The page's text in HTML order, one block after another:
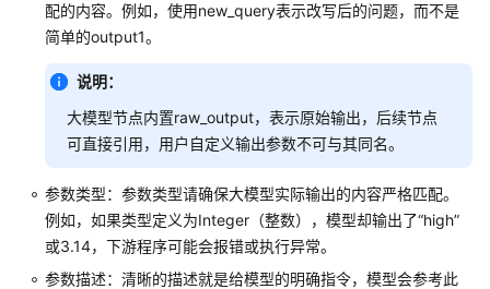
流
使
用
工
作
管
理
工
作
配的内容。例如，使用new_query表示改写后的问题，而不是
简单的output1。
说明：
大模型节点内置raw_output，表示原始输出，后续节点
可直接引用，用户自定义输出参数不可与其同名。
参数类型：参数类型请确保大模型实际输出的内容严格匹配。
例如，如果类型定义为Integer（整数），模型却输出了“high”
或3.14，下游程序可能会报错或执行异常。
参数描述：清晰的描述就是给模型的明确指令，模型会参考此